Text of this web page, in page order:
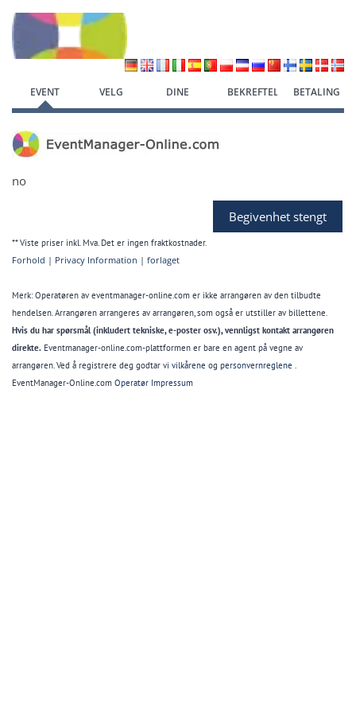
EVENT VELG DINE BEKREFTELSE BETALING
no
Begivenhet stengt
** Viste priser inkl. Mva. Det er ingen fraktkostnader.
Forhold | Privacy Information | forlaget
Merk: Operatøren av eventmanager-online.com er ikke arrangøren av den tilbudte
hendelsen. Arrangøren arrangeres av arrangøren, som også er utstiller av billettene.
Hvis du har spørsmål (inkludert tekniske, e-poster osv.), vennligst kontakt arrangøren
direkte. Eventmanager-online.com-plattformen er bare en agent på vegne av
arrangøren. Ved å registrere deg godtar vi vilkårene og personvernreglene
EventManager-Online.com Operatør Impressum